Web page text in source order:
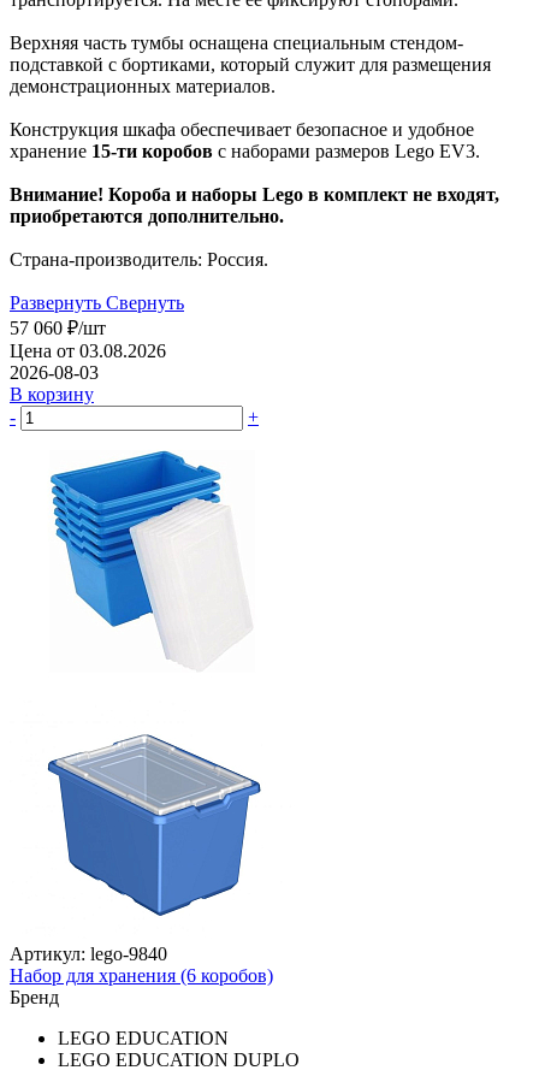
Верхняя часть тумбы оснащена специальным стендом-
подставкой с бортиками, который служит для размещения
демонстрационных материалов.
Конструкция шкафа обеспечивает безопасное и удобное
хранение 15-ти коробов с наборами размеров Lego EV3.
Внимание! Короба и наборы Lego в комплект не входят,
приобретаются дополнительно.
Страна-производитель: Россия.
Развернуть Свернуть
57 060 ₽/шт
Цена от 03.08.2026
2026-08-03
В корзину
-
+
Артикул: lego-9840
Набор для хранения (6 коробов)
Бренд
LEGO EDUCATION
LEGO EDUCATION DUPLO